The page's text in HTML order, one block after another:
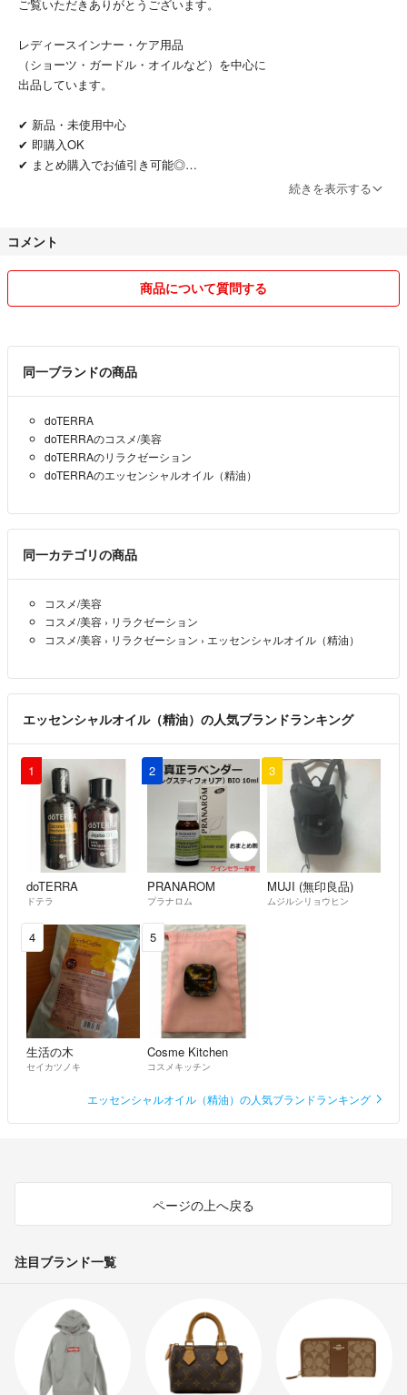
●匿名配送 簡易封筒にて配送します。
配送サイズの関係で、
箱はたたんでの発送になります。
香り···ペパーミント
ご覧いただきありがとうございます。
レディースインナー・ケア用品
（ショーツ・ガードル・オイルなど）を中心に
出品しています。
✔ 新品・未使用中心
✔ 即購入OK
✔ まとめ購入でお値引き可能◎
サイズや在庫のご相談もお気軽にコメントください
リピーター様多数◎ 在庫複数あります。
丁寧なお取引を心がけています。
続きを表示する
コメント
商品について質問する
同一ブランドの商品
doTERRA
doTERRAのコスメ/美容
doTERRAのリラクゼーション
doTERRAのエッセンシャルオイル（精油）
同一カテゴリの商品
コスメ/美容
コスメ/美容 › リラクゼーション
コスメ/美容 › リラクゼーション › エッセンシャルオイル（精油）
エッセンシャルオイル（精油）の人気ブランドランキング
1
doTERRA
ドテラ
2
PRANAROM
プラナロム
3
MUJI (無印良品)
ムジルシリョウヒン
4
生活の木
セイカツノキ
5
Cosme Kitchen
コスメキッチン
エッセンシャルオイル（精油）の人気ブランドランキング
ページの上へ戻る
注目ブランド一覧